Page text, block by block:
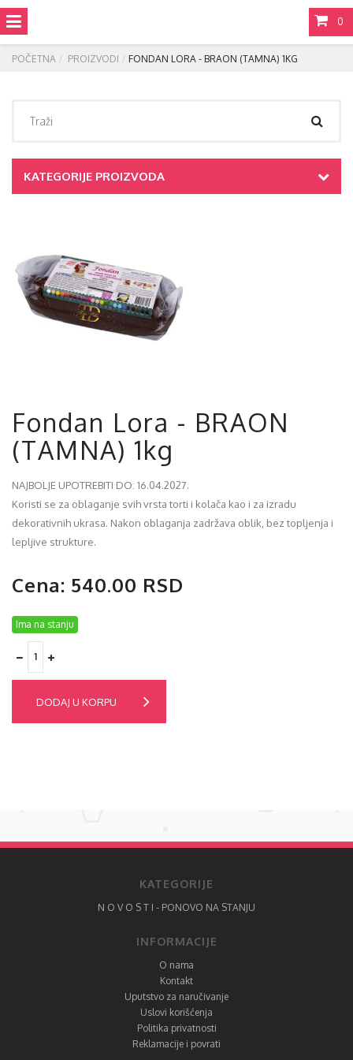
0
POČETNA PROIZVODI FONDAN LORA - BRAON (TAMNA) 1KG
KATEGORIJE PROIZVODA
Fondan Lora - BRAON
(TAMNA) 1kg
NAJBOLJE UPOTREBITI DO: 16.04.2027.
Koristi se za oblaganje svih vrsta torti i kolača kao i za izradu
dekorativnih ukrasa. Nakon oblaganja zadržava oblik, bez topljenja i
lepljive strukture.
Cena: 540.00 RSD
Ima na stanju
DODAJ U KORPU
KATEGORIJE
N O V O S T I - PONOVO NA STANJU
INFORMACIJE
O nama
Kontakt
Uputstvo za naručivanje
Uslovi korišćenja
Politika privatnosti
Reklamacije i povrati